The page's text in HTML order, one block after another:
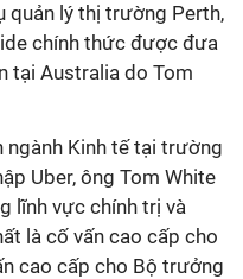
quản lý thị trường Perth,
chính thức được đưa
tại Australia do Tom
ngành Kinh tế tại trường
Uber, ông Tom White
lĩnh vực chính trị và
là cố vấn cao cấp cho
cao cấp cho Bộ trưởng